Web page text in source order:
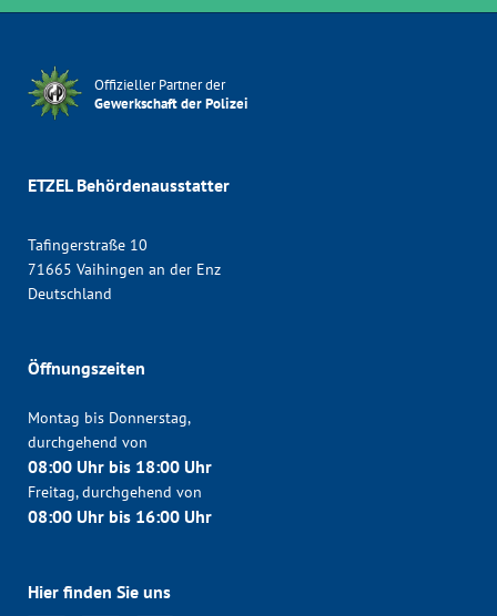
Offizieller Partner der
Gewerkschaft der Polizei
ETZEL Behördenausstatter
Tafingerstraße 10
71665 Vaihingen an der Enz
Deutschland
Öffnungszeiten
Montag bis Donnerstag,
durchgehend von
08:00 Uhr bis 18:00 Uhr
Freitag, durchgehend von
08:00 Uhr bis 16:00 Uhr
Hier finden Sie uns